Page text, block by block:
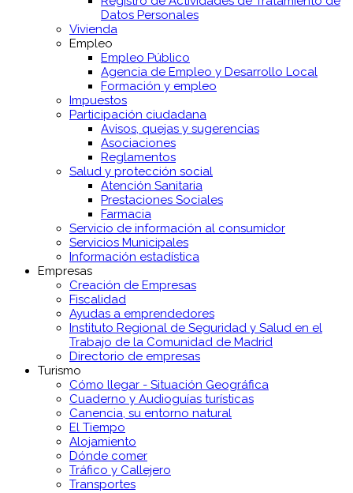
Datos Personales
Vivienda
Empleo
Empleo Público
Agencia de Empleo y Desarrollo Local
Formación y empleo
Impuestos
Participación ciudadana
Avisos, quejas y sugerencias
Asociaciones
Reglamentos
Salud y protección social
Atención Sanitaria
Prestaciones Sociales
Farmacia
Servicio de información al consumidor
Servicios Municipales
Información estadística
Empresas
Creación de Empresas
Fiscalidad
Ayudas a emprendedores
Instituto Regional de Seguridad y Salud en el
Trabajo de la Comunidad de Madrid
Directorio de empresas
Turismo
Cómo llegar - Situación Geográfica
Cuaderno y Audioguías turísticas
Canencia, su entorno natural
El Tiempo
Alojamiento
Dónde comer
Tráfico y Callejero
Transportes